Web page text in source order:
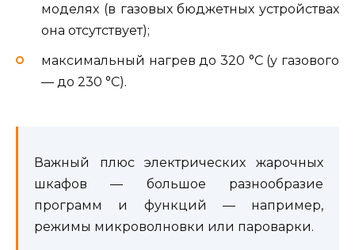
моделях (в газовых бюджетных устройствах
она отсутствует);
максимальный нагрев до 320 °C (у газового
— до 230 °C).
Важный плюс электрических жарочных
шкафов — большое разнообразие
программ и функций — например,
режимы микроволновки или пароварки.